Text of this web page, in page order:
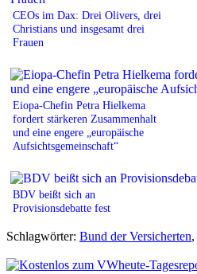
CEOs im Dax: Drei Olivers, drei
Christians und insgesamt drei
Frauen
Eiopa-Chefin Petra Hielkema
fordert stärkeren Zusammenhalt
und eine engere „europäische
Aufsichtsgemeinschaft“
BDV beißt sich an
Provisionsdebatte fest
Schlagwörter: Bund der Versicherten,